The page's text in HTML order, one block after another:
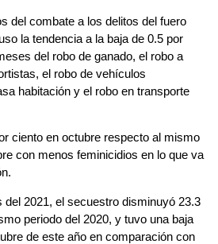
del combate a los delitos del fuero
la tendencia a la baja de 0.5 por
del robo de ganado, el robo a
el robo de vehículos
habitación y el robo en transporte
ciento en octubre respecto al mismo
con menos feminicidios en lo que va
2021, el secuestro disminuyó 23.3
periodo del 2020, y tuvo una baja
de este año en comparación con